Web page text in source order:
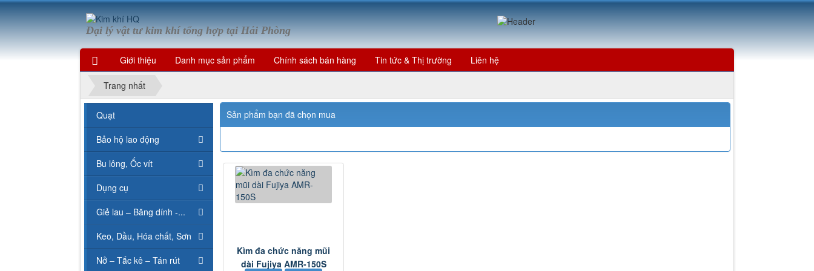
Đại lý vật tư kim khí tổng hợp tại Hải Phòng
Giới thiệu Danh mục sản phẩm Chính sách bán hàng Tin tức & Thị trường Liên hệ
Trang nhất
Sản phẩm bạn đã chọn mua
Kìm đa chức năng mũi
dài Fujiya AMR-150S
Quạt
Bảo hộ lao động
Bu lông, Ốc vít
Dụng cụ
Giẻ lau – Băng dính -...
Keo, Dầu, Hóa chất, Sơn
Nở – Tắc kê – Tán rút